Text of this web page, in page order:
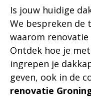
Is jouw huidige
We bespreken de
waarom renovatie
Ontdek hoe je
ingrepen je
geven, ook in de
renovatie